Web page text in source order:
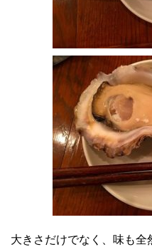
大きさだけでなく、味も全